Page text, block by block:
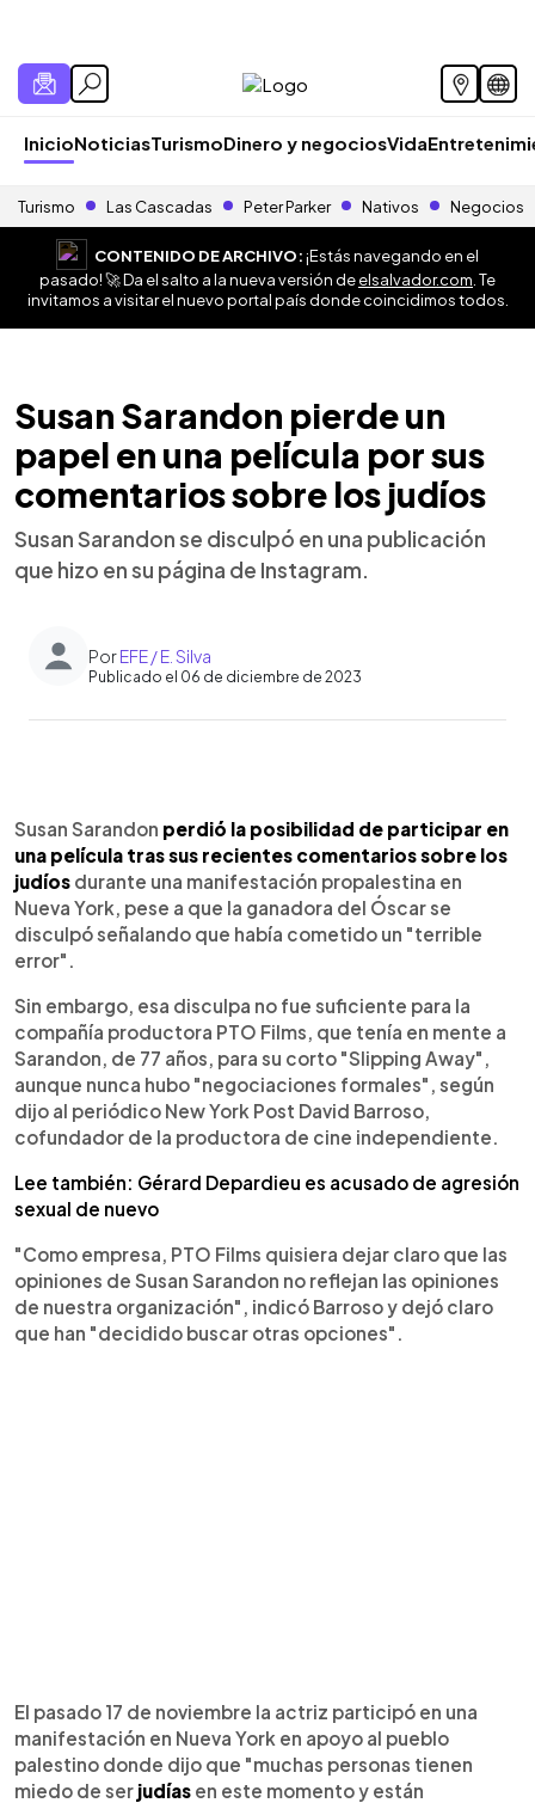
InicioNoticiasTurismoDinero y negociosVida
Turismo Las Cascadas Peter Parker Nativos Negocios
CONTENIDO DE ARCHIVO:¡Estás navegando en el
pasado! 🚀 Da el salto a la nueva versión deelsalvador.com . Te
invitamos a visitar el nuevo portal país donde coincidimos todos.
Susan Sarandon pierde un
papel en una película por sus
comentarios sobre los judíos
Susan Sarandon se disculpó en una publicación
que hizo en su página de Instagram.
PorEFE / E. Silva
Publicado el 06 de diciembre de 2023
► Escuchar artículo
Susan Sarandon perdió la posibilidad de participar en
una película tras sus recientes comentarios sobre los
judíos durante una manifestación propalestina en
Nueva York, pese a que la ganadora del Óscar se
disculpó señalando que había cometido un "terrible
error".
Sin embargo, esa disculpa no fue suficiente para la
compañía productora PTO Films, que tenía en mente a
Sarandon, de 77 años, para su corto "Slipping Away",
aunque nunca hubo "negociaciones formales", según
dijo al periódico New York Post David Barroso,
cofundador de la productora de cine independiente.
Lee también: Gérard Depardieu es acusado de agresión
sexual de nuevo
"Como empresa, PTO Films quisiera dejar claro que las
opiniones de Susan Sarandon no reflejan las opiniones
de nuestra organización", indicó Barroso y dejó claro
que han "decidido buscar otras opciones".
El pasado 17 de noviembre la actriz participó en una
manifestación en Nueva York en apoyo al pueblo
palestino donde dijo que "muchas personas tienen
miedo de ser judías en este momento y están